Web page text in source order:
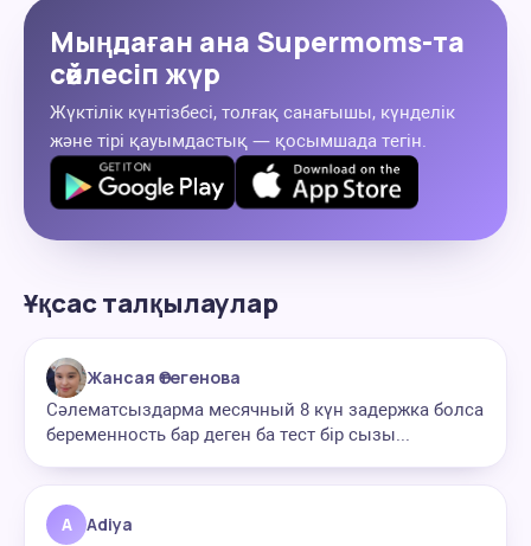
Мыңдаған ана Supermoms-та
сөйлесіп жүр
Жүктілік күнтізбесі, толғақ санағышы, күнделік
және тірі қауымдастық — қосымшада тегін.
Ұқсас талқылаулар
Жансая Өтегенова
Сәлематсыздарма месячный 8 күн задержка болса
беременность бар деген ба тест бір сызы...
A Adiya